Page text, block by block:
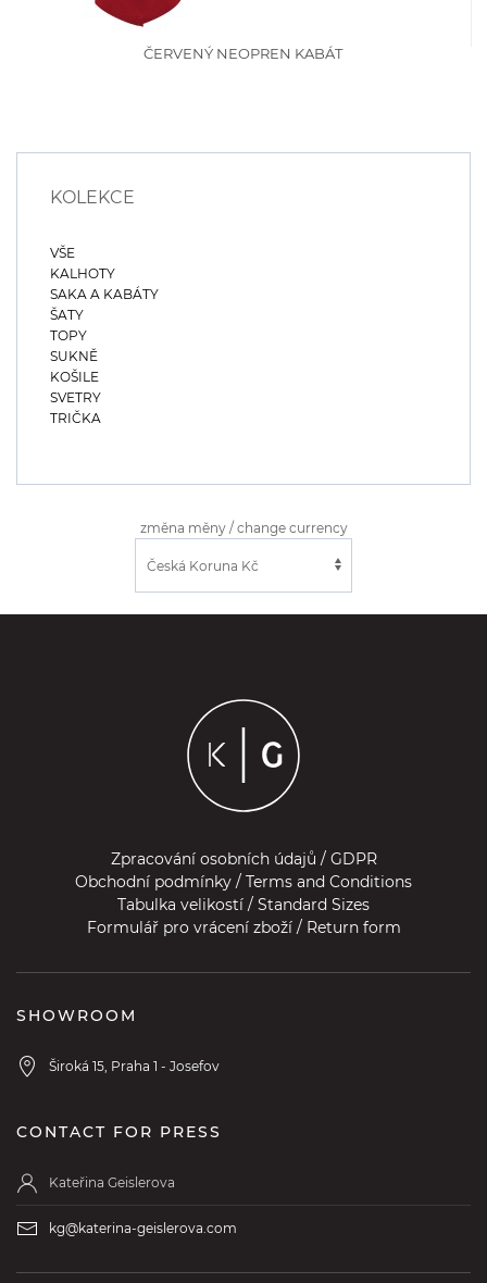
ČERVENÝ NEOPREN KABÁT
KOLEKCE
VŠE
KALHOTY
SAKA A KABÁTY
ŠATY
TOPY
SUKNĚ
KOŠILE
SVETRY
TRIČKA
změna měny / change currency
Zpracování osobních údajů / GDPR
Obchodní podmínky / Terms and Conditions
Tabulka velikostí / Standard Sizes
Formulář pro vrácení zboží / Return form
SHOWROOM
Široká 15, Praha 1 - Josefov
CONTACT FOR PRESS
Kateřina Geislerova
kg@katerina-geislerova.com